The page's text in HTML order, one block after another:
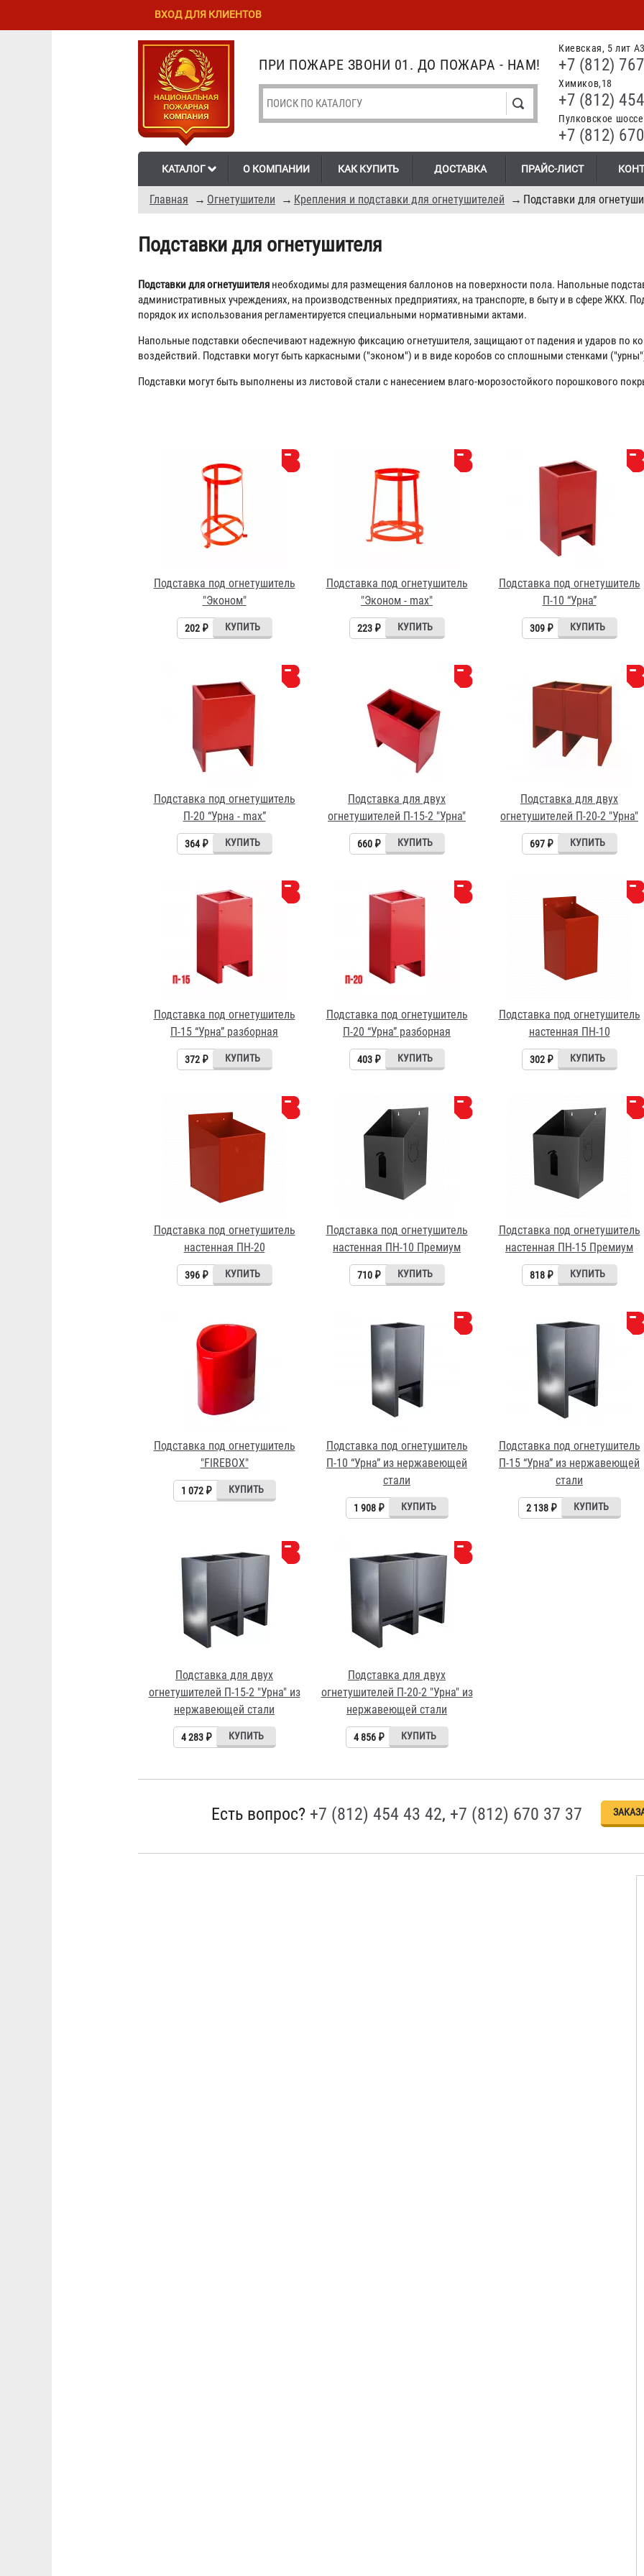
Перейти к
содержанию
Skip to
Киевская, 5 лит
+7 (812)
Химиков,18
+7 (812)
Пулковское
+7 (812)
ПРИ ПОЖАРЕ ЗВОНИ 01. ДО ПОЖАРА - НАМ!
КАТАЛОГ О КОМПАНИИ КАК КУПИТЬ ДОСТАВКА ПРАЙС-ЛИСТ
Главная → Огнетушители → Крепления и подставки для огнетушителей → Подставки для
ВХОД ДЛЯ КЛИЕНТОВ
Подставки для огнетушителя
Подставки для огнетушителя необходимы для размещения баллонов на поверхности пола. Напольные
административных учреждениях, на производственных предприятиях, на транспорте, в быту и в сфере ЖКХ.
порядок их использования регламентируется специальными нормативными актами.
Напольные подставки обеспечивают надежную фиксацию огнетушителя, защищают от падения и ударов по
воздействий. Подставки могут быть каркасными ("эконом") и в виде коробов со сплошными стенками
Подставки могут быть выполнены из листовой стали с нанесением влаго-морозостойкого порошкового
Подставка под огнетушитель
"Эконом"
202 ₽
Подставка под огнетушитель
"Эконом - max"
223 ₽
Подставка под огнетушитель
П-10 “Урна”
309 ₽
Подставка под огнетушитель
П-20 “Урна - max”
364 ₽
Подставка для двух
огнетушителей П-15-2 "Урна"
660 ₽
Подставка для двух
огнетушителей П-20-2 "Урна"
697 ₽
Подставка под огнетушитель
П-15 “Урна” разборная
372 ₽
Подставка под огнетушитель
П-20 “Урна” разборная
403 ₽
Подставка под огнетушитель
настенная ПН-10
302 ₽
Подставка под огнетушитель
настенная ПН-20
396 ₽
Подставка под огнетушитель
настенная ПН-10 Премиум
710 ₽
Подставка под огнетушитель
настенная ПН-15 Премиум
818 ₽
Подставка под огнетушитель
"FIREBOX"
1 072 ₽
Подставка под огнетушитель
П-10 “Урна” из нержавеющей
стали
1 908 ₽
Подставка под огнетушитель
П-15 “Урна” из нержавеющей
стали
2 138 ₽
Подставка для двух
огнетушителей П-15-2 "Урна" из
нержавеющей стали
4 283 ₽
Подставка для двух
огнетушителей П-20-2 "Урна" из
нержавеющей стали
4 856 ₽
Есть вопрос? +7 (812) 454 43 42, +7 (812) 670 37 37